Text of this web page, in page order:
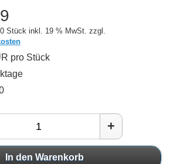
Stück inkl. 19 % MwSt. zzgl.
pro Stück
+
In den Warenkorb